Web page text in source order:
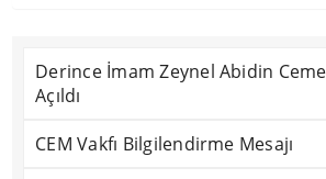
Derince İmam Zeynel Abidin
Açıldı
CEM Vakfı Bilgilendirme Mesajı